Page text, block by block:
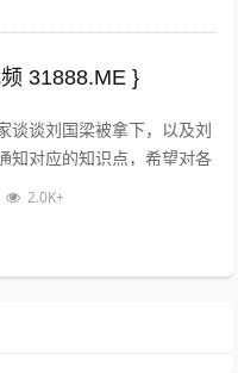
31888.ME }
谈谈刘国梁被拿下，以及刘
知对应的知识点，希望对各
要忘了收藏本站喔。 本文
2.0K+